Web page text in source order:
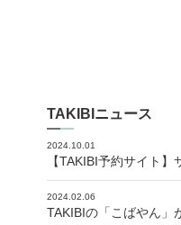
TAKIBIニュース
2024.10.01
【TAKIBI予約サイト
2024.02.06
TAKIBIの「こばやん」